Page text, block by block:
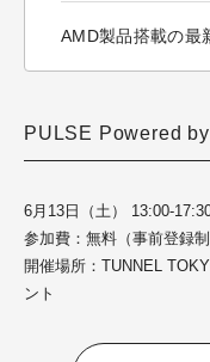
AMD製品搭載の最
PULSE Powered
6月13日（土） 13:00-
参加費：無料（事前登録制
開催場所：TUNNEL
ント